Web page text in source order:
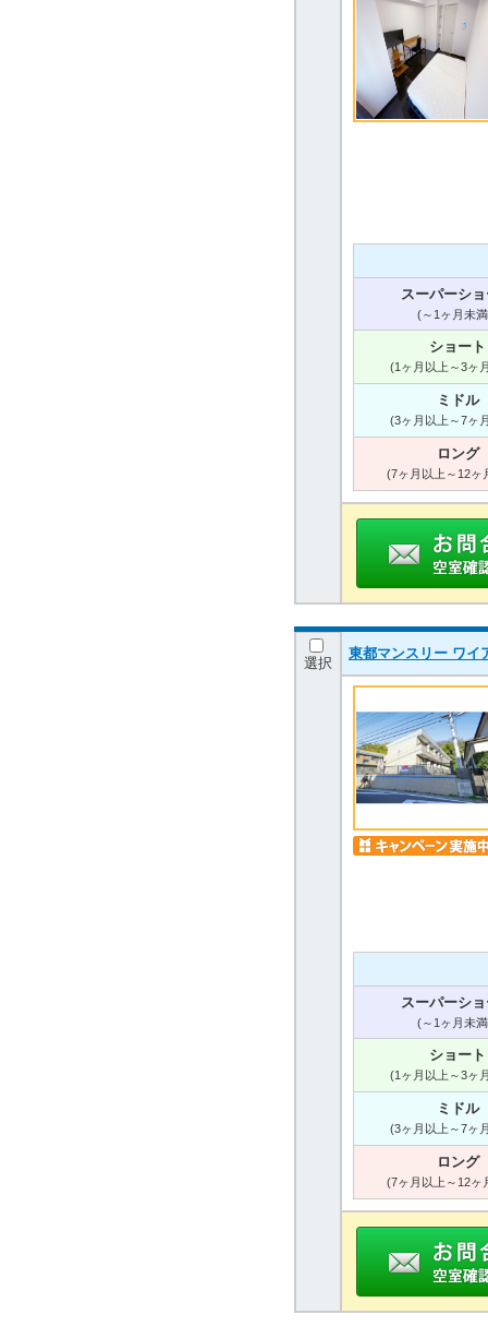
スーパーシ
(～1ヶ月未
ショート
(1ヶ月以上～3ヶ
ミドル
(3ヶ月以上～7ヶ
ロング
(7ヶ月以上～12ヶ
選択
東都マンスリー ワイ
スーパーシ
(～1ヶ月未
ショート
(1ヶ月以上～3ヶ
ミドル
(3ヶ月以上～7ヶ
ロング
(7ヶ月以上～12ヶ